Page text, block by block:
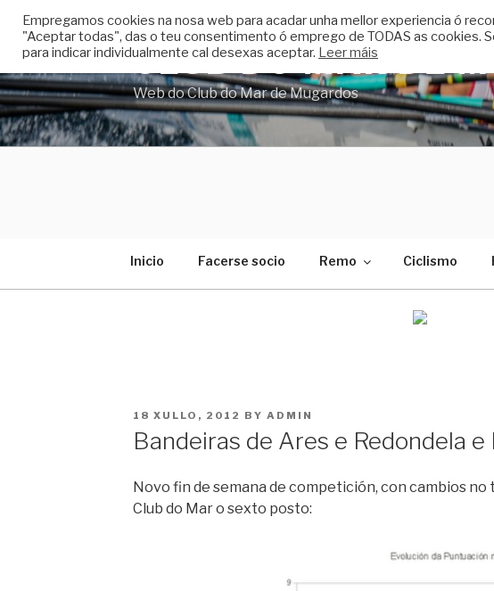
content
CLUB DO MAR DE
Web do Club do Mar de Mugardos
Inicio Facerse socio Remo Ciclismo
POSTED
18 XULLO, 2012 BY ADMIN
Bandeiras de Ares e Redondela e
Novo fin de semana de competición, con cambios
Club do Mar o sexto posto:
Empregamos cookies na nosa web para acadar unha mellor experiencia ó
"Aceptar todas", das o teu consentimento ó emprego de TODAS as cookies.
para indicar individualmente cal desexas aceptar. Leer máis